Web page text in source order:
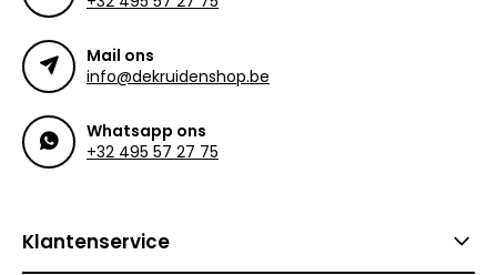
Mail ons
info@dekruidenshop.be
Whatsapp ons
+32 495 57 27 75
Klantenservice